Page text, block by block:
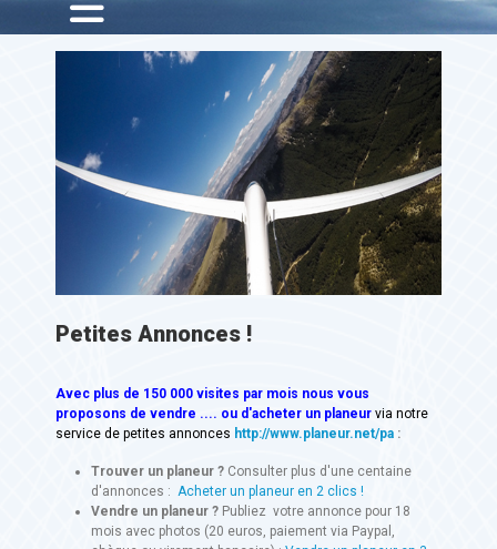
Petites Annonces !
Avec plus de 150 000 visites par mois nous vous
proposons de vendre .... ou d'acheter un planeur via notre
service de petites annonces http://www.planeur.net/pa :
Trouver un planeur ? Consulter plus d'une centaine
d'annonces : Acheter un planeur en 2 clics !
Vendre un planeur ? Publiez votre annonce pour 18
mois avec photos (20 euros, paiement via Paypal,